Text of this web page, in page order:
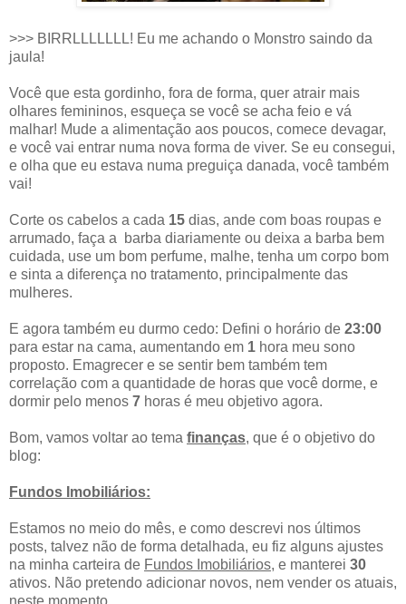
>>> BIRRLLLLLLL! Eu me achando o Monstro saindo da
jaula!
Você que esta gordinho, fora de forma, quer atrair mais
olhares femininos, esqueça se você se acha feio e vá
malhar! Mude a alimentação aos poucos, comece devagar,
e você vai entrar numa nova forma de viver. Se eu consegui,
e olha que eu estava numa preguiça danada, você também
vai!
Corte os cabelos a cada 15 dias, ande com boas roupas e
arrumado, faça a barba diariamente ou deixa a barba bem
cuidada, use um bom perfume, malhe, tenha um corpo bom
e sinta a diferença no tratamento, principalmente das
mulheres.
E agora também eu durmo cedo: Defini o horário de 23:00
para estar na cama, aumentando em 1 hora meu sono
proposto. Emagrecer e se sentir bem também tem
correlação com a quantidade de horas que você dorme, e
dormir pelo menos 7 horas é meu objetivo agora.
Bom, vamos voltar ao tema finanças, que é o objetivo do
blog:
Fundos Imobiliários:
Estamos no meio do mês, e como descrevi nos últimos
posts, talvez não de forma detalhada, eu fiz alguns ajustes
na minha carteira de Fundos Imobiliários, e manterei 30
ativos. Não pretendo adicionar novos, nem vender os atuais,
neste momento.